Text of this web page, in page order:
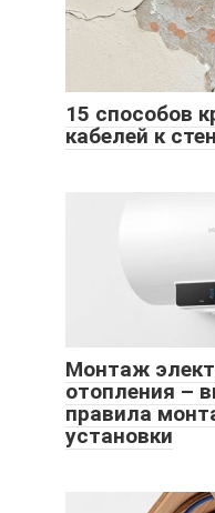
15 способов
кабелей к
Монтаж
отопления –
правила
установки